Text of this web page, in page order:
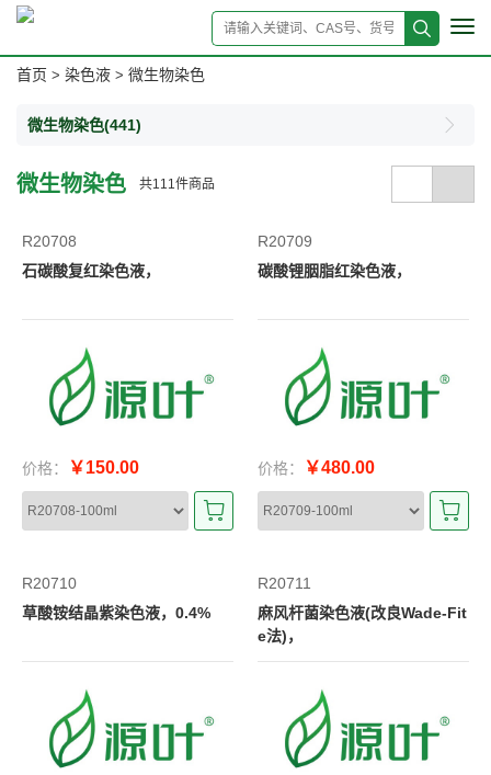
首页 > 染色液 > 微生物染色
微生物染色(441)
微生物染色 共111 件商品
R20708
石碳酸复红染色液，
价格： ￥150.00
R20709
碳酸锂胭脂红染色液，
价格： ￥480.00
R20710
草酸铵结晶紫染色液，0.4%
R20711
麻风杆菌染色液(改良Wade-Fit
e法)，